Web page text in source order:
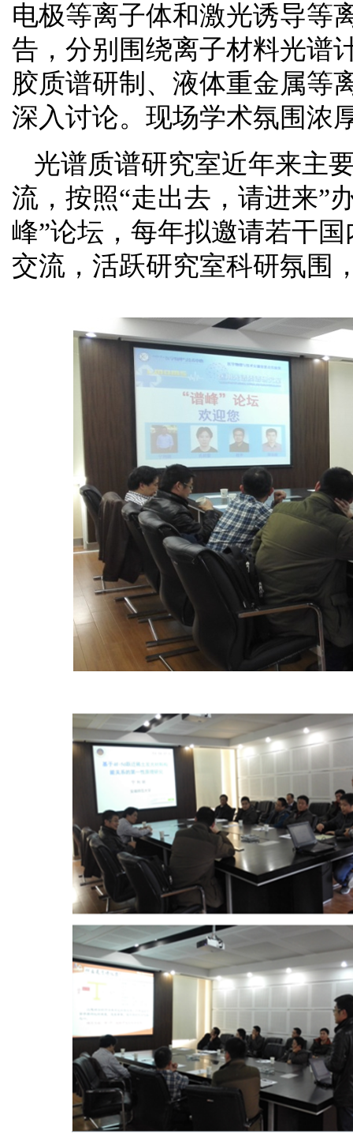
电极等离子体和激光诱导等
告，分别 围绕离子材料光谱
胶质谱研制、液体重金属等
深入讨论。现场学术氛围浓
光谱质谱研究室近年来主
流，按照“走出去，请进来”
峰”论坛 ， 每年拟邀请若干
交流 ，活跃研究室科研氛围